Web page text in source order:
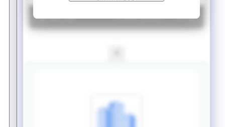
تهران |۶ سال پیش | منقضی شده جزئیات بیشتر